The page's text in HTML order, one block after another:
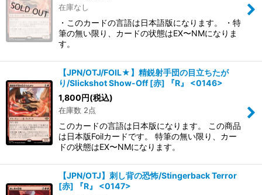
在庫なし
・このカードの言語は日本語版になります。 ・特
筆の無い限り、カードの状態はEX〜NMになりま
す。
【JPN/OTJ/FOIL★】精鋭射手団の目立ちたが
り/Slickshot Show-Off [赤] 『R』 <0146>
1,800円(税込)
在庫数 2点
このカードの言語は日本版になります。 この商品
は日本版Foilカードです。 特筆の無い限り、カー
ドの状態はEX〜NMになります。
【JPN/OTJ】刺し背の恐怖/Stingerback Terror
[赤] 『R』 <0147>